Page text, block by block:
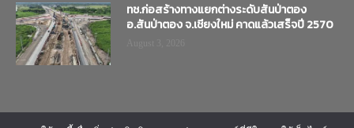
ทช.ก่อสร้างทางแยกต่างระดับสันป่าตอง
อ.สันป่าตอง จ.เชียงใหม่ คาดแล้วเสร็จปี 2570